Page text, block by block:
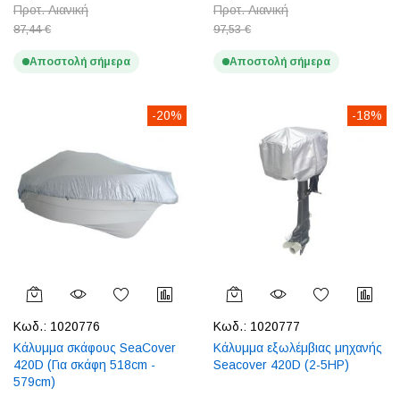
Προτ. Λιανική
87,44 €
Αποστολή σήμερα
Προτ. Λιανική
97,53 €
Αποστολή σήμερα
-20%
Κωδ.: 1020776
Κάλυμμα σκάφους SeaCover
420D (Για σκάφη 518cm -
579cm)
-18%
Κωδ.: 1020777
Κάλυμμα εξωλέμβιας μηχανής
Seacover 420D (2-5HP)